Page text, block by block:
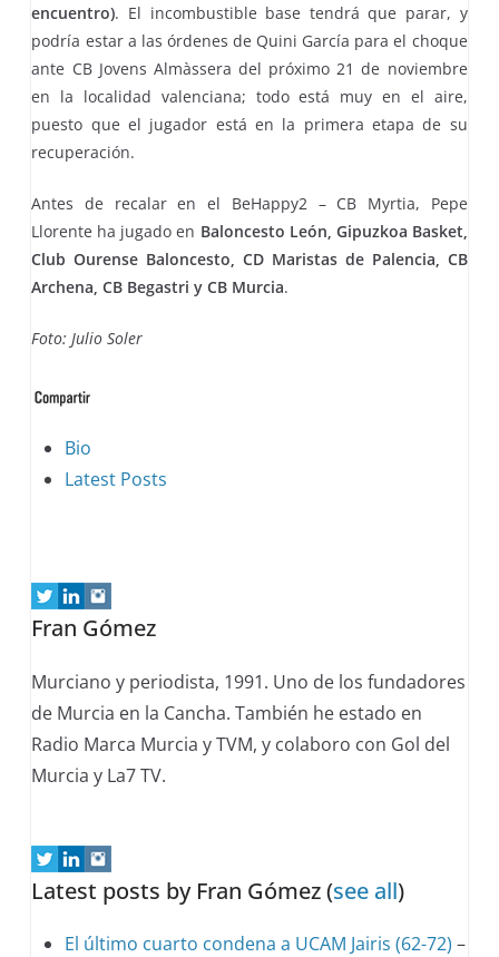
encuentro). El incombustible base tendrá que parar, y
podría estar a las órdenes de Quini García para el choque
ante CB Jovens Almàssera del próximo 21 de noviembre
en la localidad valenciana; todo está muy en el aire,
puesto que el jugador está en la primera etapa de su
recuperación.
Antes de recalar en el BeHappy2 – CB Myrtia, Pepe
Llorente ha jugado en Baloncesto León, Gipuzkoa Basket,
Club Ourense Baloncesto, CD Maristas de Palencia, CB
Archena, CB Begastri y CB Murcia.
Foto: Julio Soler
The
following
content
below.
Bio
Latest Posts
Fran Gómez
Murciano y periodista, 1991. Uno de los fundadores
de Murcia en la Cancha. También he estado en
Radio Marca Murcia y TVM, y colaboro con Gol del
Murcia y La7 TV.
Latest posts by Fran Gómez(see all)
El último cuarto condena a UCAM Jairis (62-72) –